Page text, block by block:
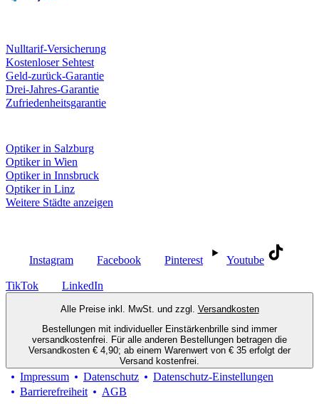
Nulltarif-Versicherung
Kostenloser Sehtest
Geld-zurück-Garantie
Drei-Jahres-Garantie
Zufriedenheitsgarantie
Optiker in Salzburg
Optiker in Wien
Optiker in Innsbruck
Optiker in Linz
Weitere Städte anzeigen
Instagram Facebook Pinterest Youtube
TikTok LinkedIn
Alle Preise inkl. MwSt. und zzgl. Versandkosten
Bestellungen mit individueller Einstärkenbrille sind immer
versandkostenfrei. Für alle anderen Bestellungen betragen die
Versandkosten € 4,90; ab einem Warenwert von € 35 erfolgt der
Versand kostenfrei.
Impressum Datenschutz
Datenschutz-Einstellungen
Barrierefreiheit
AGB